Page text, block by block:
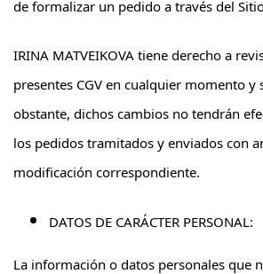
de formalizar un pedido a través del
IRINA MATVEIKOVA tiene derecho a
presentes CGV en cualquier momento y
obstante, dichos cambios no tendrán
los pedidos tramitados y enviados con
modificación correspondiente.
DATOS DE CARÁCTER PERSONAL:
La información o datos personales que